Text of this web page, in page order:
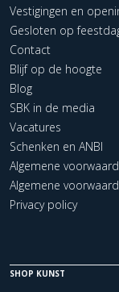
Vestigingen en
Gesloten op
Contact
Blijf op de hoogte
Blog
SBK in de media
Vacatures
Schenken en ANBI
Algemene
Algemene
Privacy policy
SHOP KUNST